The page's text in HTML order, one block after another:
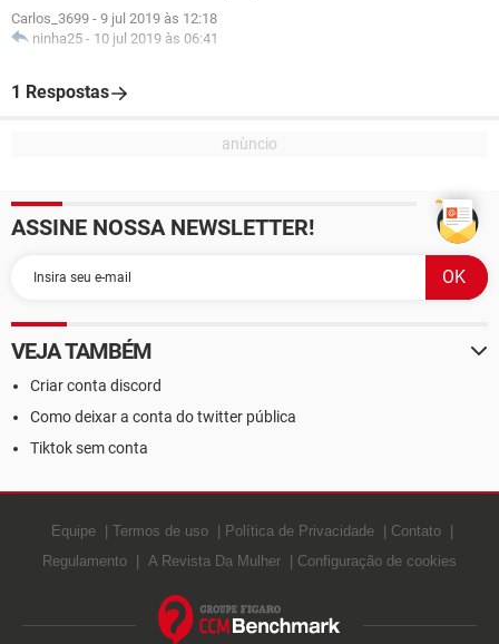
Carlos_3699 - 9 jul 2019 às 12:18
ninha25 - 10 jul 2019 às 06:41
1 Respostas
ASSINE NOSSA NEWSLETTER!
VEJA TAMBÉM
Criar conta discord
Como deixar a conta do twitter pública
Tiktok sem conta
Equipe Termos de uso Política de Privacidade
Contato
Regulamento
A Revista Da Mulher Configuração de cookies